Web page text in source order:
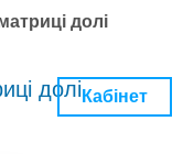
долі
Кабінет
долі